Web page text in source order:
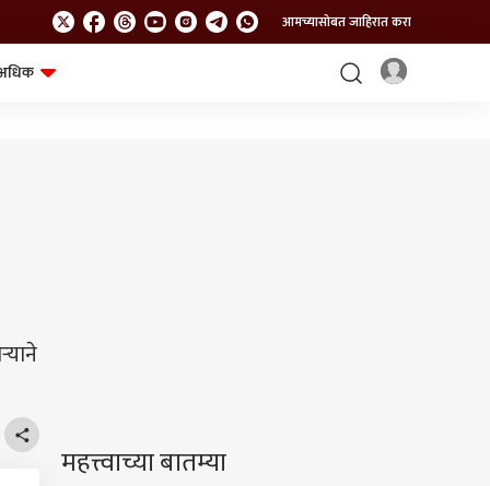
आमच्यासोबत जाहिरात करा
महत्त्वाच्या बातम्या